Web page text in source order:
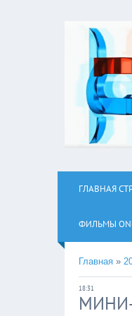
ГЛАВНАЯ
ФИЛЬМЫ
Главная »
18:31